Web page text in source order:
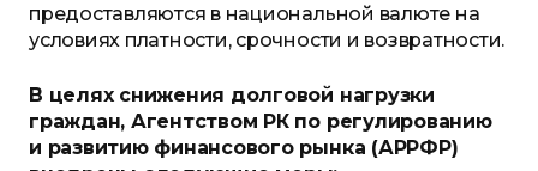
предоставляются в национальной валюте на
условиях платности, срочности и возвратности.
В целях снижения долговой нагрузки
граждан, Агентством РК по регулированию
и развитию финансового рынка (АРРФР)